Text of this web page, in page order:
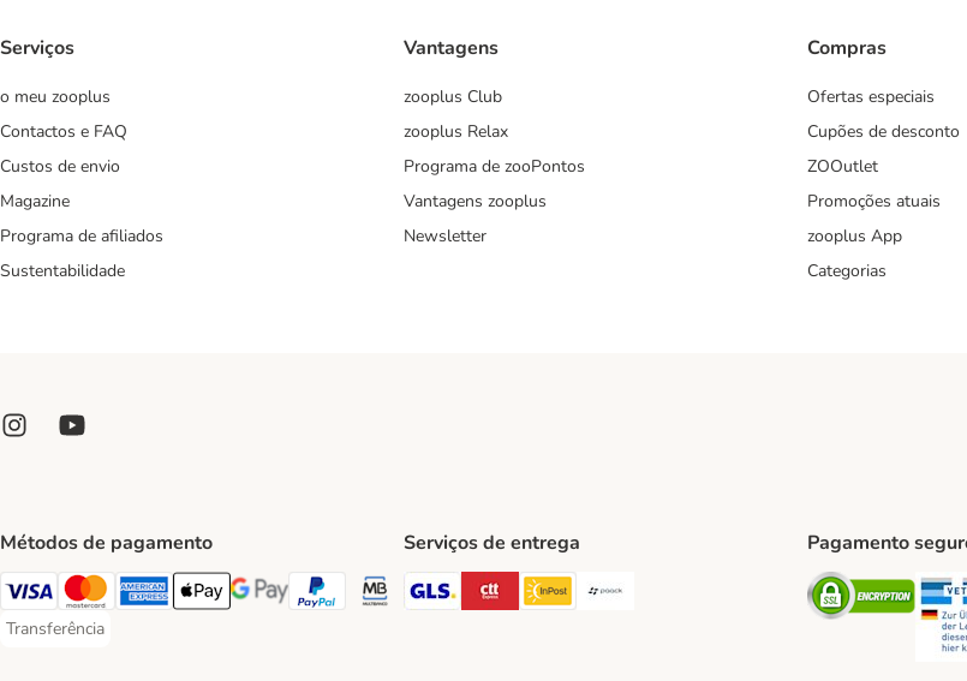
Serviços
o meu zooplus
Contactos e FAQ
Custos de envio
Magazine
Programa de afiliados
Sustentabilidade
Vantagens
zooplus Club
zooplus Relax
Programa de zooPontos
Vantagens zooplus
Newsletter
Compras
Ofertas especiais
Cupões de desconto
ZOOutlet
Promoções atuais
zooplus App
Categorias
Métodos de pagamento
Visa Payment Method
Mastercard Payment Method
American Express Payment Method
Apple Pay Payment Method
Google Pay Payment Method
PayPal Payment Method
Multibanco Payment Method
Transferência
Transferência Payment Method
Serviços de entrega
GLS Shipping Method
CTTExpress Shipping Method
InPost Shipping Method
Paack Shipping Method
Pagamento